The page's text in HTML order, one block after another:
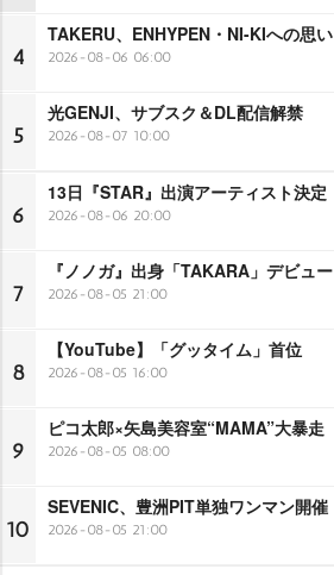
4
TAKERU、ENHYPEN・NI-KIへの思い
2026-08-06 06:00
5
光GENJI、サブスク＆DL配信解禁
2026-08-07 10:00
6
13日『STAR』出演アーティスト決定
2026-08-06 20:00
7
『ノノガ』出身「TAKARA」デビュー
2026-08-05 21:00
8
【YouTube】「グッタイム」首位
2026-08-05 16:00
9
ピコ太郎×矢島美容室“MAMA”大暴走
2026-08-05 08:00
10
SEVENIC、豊洲PIT単独ワンマン開催
2026-08-05 21:00